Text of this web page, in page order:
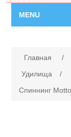
MENU
Каталог
Главная /
Удилища
/
Спиннинг